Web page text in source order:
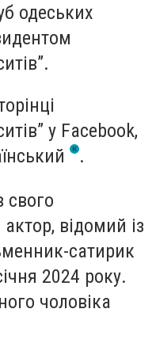
одеських
у Facebook,
.
свого
відомий із
сатирик
2024 року.
чоловіка